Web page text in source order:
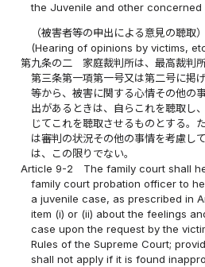
the Juvenile and other concerned
（被害者等の申出による意見の聴取）
(Hearing of opinions by victims,
第九条の二
家庭裁判所は、最高裁判
第三条第一項第一号又は第二号に掲
等から、被害に関する心情その他の
出があるときは、自らこれを聴取し
じてこれを聴取させるものとする。
は審判の状況その他の事情を考慮し
は、この限りでない。
Article 9-2
The family court shall
family court probation officer to
a juvenile case, as prescribed in
item (i) or (ii) about the feelings
case upon the request by the
Rules of the Supreme Court;
shall not apply if it is found